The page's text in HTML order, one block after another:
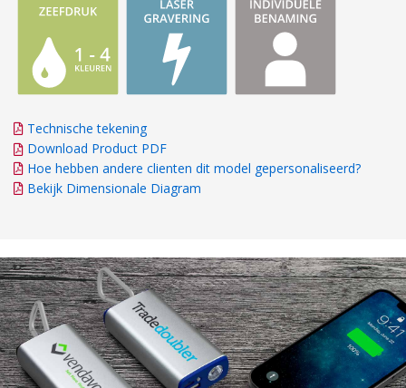
Technische tekening
Download Product PDF
Hoe hebben andere clienten dit model gepersonaliseerd?
Bekijk Dimensionale Diagram